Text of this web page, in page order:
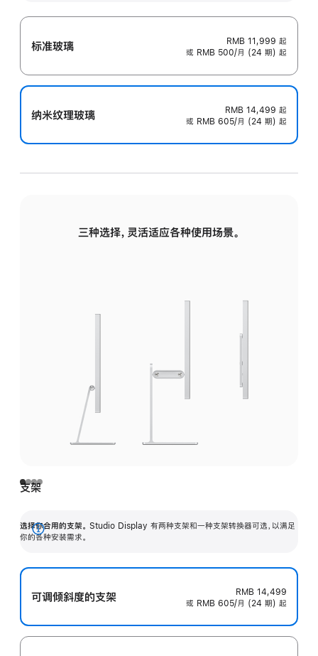
标准玻璃 RMB 11,999 起
或 RMB 500/月 (24 期) 起
纳米纹理玻璃 RMB 14,499 起
或 RMB 605/月 (24 期) 起
三种选择，灵活适应各种使用场景。
支架
选择你合用的支架。 Studio Display 有两种支架和一种支架转换器可选，以满足
你的各种安装需求。
展
可调倾斜度的支架
RMB 14,499
或 RMB 605/月 (24 期) 起